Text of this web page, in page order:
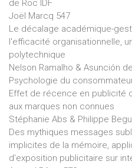
de Roc IDF
Joël Marcq 547
Le décalage académique-
l'efficacité organisationnelle,
polytechnique
Nelson Ramalho & Asunción
Psychologie du
Effet de récence en publicité
aux marques non connues
Stéphanie Abs & Philippe
Des mythiques messages
implicites de la mémoire,
d'exposition publicitaire sur